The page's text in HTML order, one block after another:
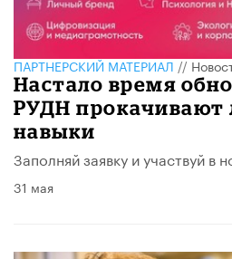
ПАРТНЕРСКИЙ МАТЕРИАЛ//
Настало время
РУДН прокачивают
навыки
Заполняй заявку и участвуй в
31 мая